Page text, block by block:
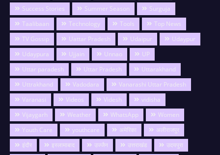
Success Stories
Summer Season
Surguja
Taalibaan
Technology Tools
Top News
TV Gossip
Uattar Pradesh Udaipur
Udaypur
Udaypura
Ujjain Unnao
UP
Uttar paradesh
Uttar Pradesh
Uttarakhand
Uttrakhand
Vadodara
Vanarashi Uttar Pradesh
Varanasi
Videos Videsh
vidisha
Vijaygarh
Weather WhatsApp
Women
Youth Care
youthcare अमेरिका
अलीराजपुर
इंदौर
इस्लामाबाद उज्जैन उत्तराखंड
उदयपुरा